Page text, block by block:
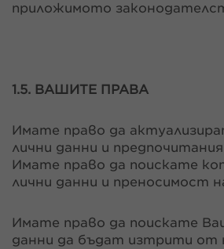
приложимото
1.5. ВАШИТЕ ПРАВА
Имате право да
лични данни и
Имате право да поискате
лични данни и преносимост
Имате право да поискате
данни да бъдат изтрити от